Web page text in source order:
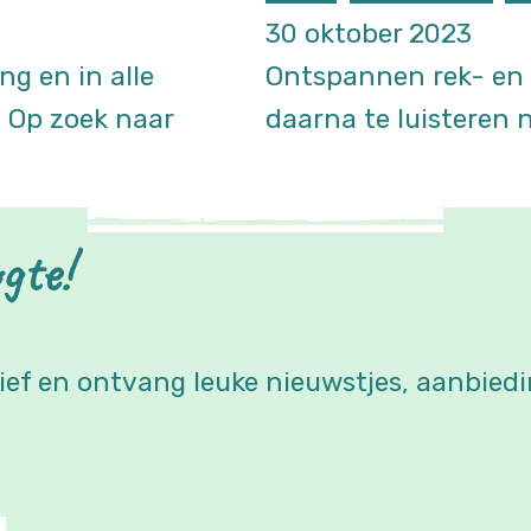
en in alle
zoek naar
30 oktober 2023
Ontspannen rek-
daarna te luisteren
en ontvang leuke nieuwstjes,